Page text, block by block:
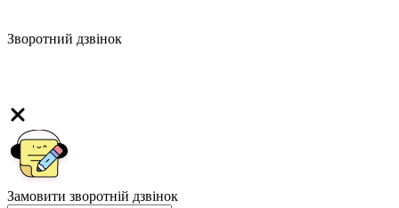
Зворотний дзвінок
Замовити зворотній дзвінок